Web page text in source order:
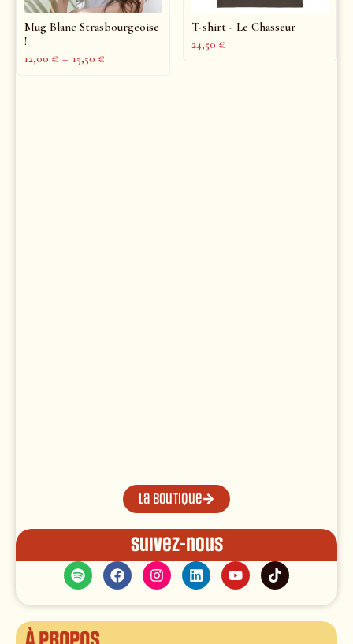
Mug Blanc Strasbourgeoise
!
12,00 € – 15,50 €
T-shirt - Le Chasseur
24,50 €
La boutique
Suivez-nous